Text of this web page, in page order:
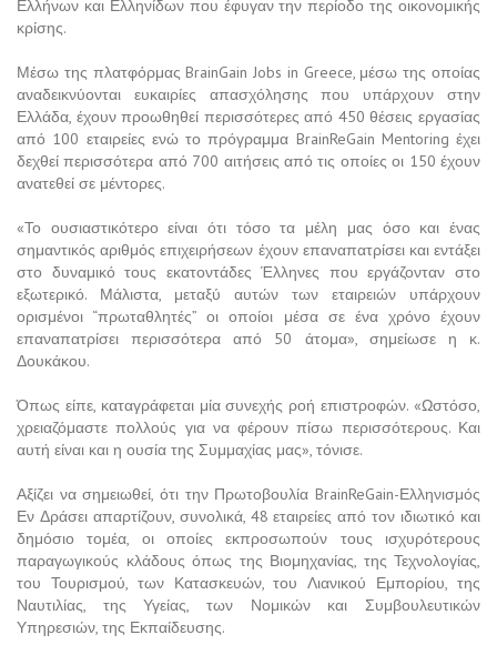
Ελλήνων και Ελληνίδων που έφυγαν την περίοδο της οικονομικής
κρίσης.
Μέσω της πλατφόρμας BrainGain Jobs in Greece, μέσω της οποίας
αναδεικνύονται ευκαιρίες απασχόλησης που υπάρχουν στην
Ελλάδα, έχουν προωθηθεί περισσότερες από 450 θέσεις εργασίας
από 100 εταιρείες ενώ το πρόγραμμα BrainReGain Mentoring έχει
δεχθεί περισσότερα από 700 αιτήσεις από τις οποίες οι 150 έχουν
ανατεθεί σε μέντορες.
«Το ουσιαστικότερο είναι ότι τόσο τα μέλη μας όσο και ένας
σημαντικός αριθμός επιχειρήσεων έχουν επαναπατρίσει και εντάξει
στο δυναμικό τους εκατοντάδες Έλληνες που εργάζονταν στο
εξωτερικό. Μάλιστα, μεταξύ αυτών των εταιρειών υπάρχουν
ορισμένοι “πρωταθλητές” οι οποίοι μέσα σε ένα χρόνο έχουν
επαναπατρίσει περισσότερα από 50 άτομα», σημείωσε η κ.
Δουκάκου.
Όπως είπε, καταγράφεται μία συνεχής ροή επιστροφών. «Ωστόσο,
χρειαζόμαστε πολλούς για να φέρουν πίσω περισσότερους. Και
αυτή είναι και η ουσία της Συμμαχίας μας», τόνισε.
Αξίζει να σημειωθεί, ότι την Πρωτοβουλία BrainReGain-Ελληνισμός
Εν Δράσει απαρτίζουν, συνολικά, 48 εταιρείες από τον ιδιωτικό και
δημόσιο τομέα, οι οποίες εκπροσωπούν τους ισχυρότερους
παραγωγικούς κλάδους όπως της Βιομηχανίας, της Τεχνολογίας,
του Τουρισμού, των Κατασκευών, του Λιανικού Εμπορίου, της
Ναυτιλίας, της Υγείας, των Νομικών και Συμβουλευτικών
Υπηρεσιών, της Εκπαίδευσης.